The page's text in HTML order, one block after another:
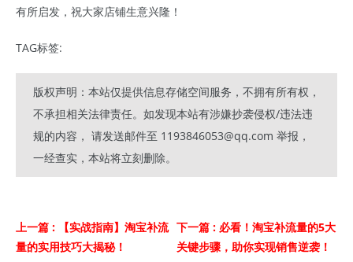
有所启发，祝大家店铺生意兴隆！
TAG标签:
版权声明：本站仅提供信息存储空间服务，不拥有所有权，
不承担相关法律责任。如发现本站有涉嫌抄袭侵权/违法违
规的内容， 请发送邮件至 1193846053@qq.com 举报，
一经查实，本站将立刻删除。
上一篇 : 【实战指南】淘宝补流
量的实用技巧大揭秘！
下一篇 : 必看！淘宝补流量的5大
关键步骤，助你实现销售逆袭！